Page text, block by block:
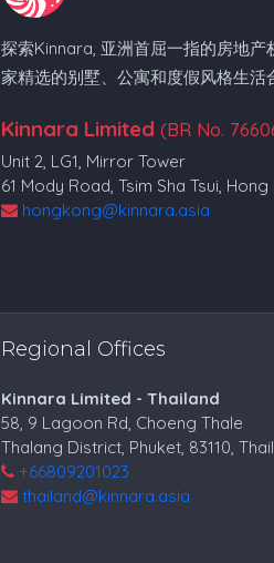
探索Kinnara, 亚洲首屈一指的房地产
家精选的别墅、公寓和度假风格生活
Kinnara Limited (BR No.
Unit 2, LG1, Mirror Tower
61 Mody Road, Tsim Sha Tsui,
hongkong@kinnara.asia
Regional Offices
Kinnara Limited - Thailand
58, 9 Lagoon Rd, Choeng Thale
Thalang District, Phuket, 83110,
+66809201023
thailand@kinnara.asia